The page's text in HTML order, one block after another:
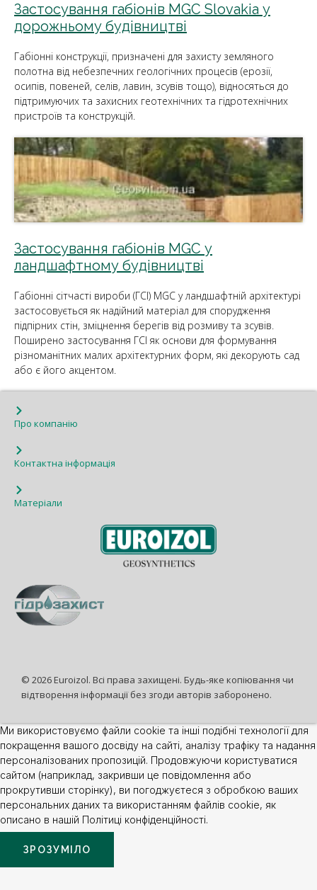
Застосування габіонів MGC Slovakia у
дорожньому будівництві
Габіонні конструкції, призначені для захисту земляного
полотна від небезпечних геологічних процесів (ерозії,
осипів, повеней, селів, лавин, зсувів тощо), відносяться до
підтримуючих та захисних геотехнічних та гідротехнічних
пристроїв та конструкцій.
Застосування габіонів MGC у
ландшафтному будівництві
Габіонні сітчасті вироби (ГСІ) MGC у ландшафтній архітектурі
застосовується як надійний матеріал для спорудження
підпірних стін, зміцнення берегів від розмиву та зсувів.
Поширено застосування ГСІ як основи для формування
різноманітних малих архітектурних форм, які декорують сад
або є його акцентом.
Про компанію
Контактна інформація
Матеріали
© 2026 Euroizol. Всі права захищені. Будь-яке копіювання чи
відтворення інформації без згоди авторів заборонено.
Ми використовуємо файли cookie та інші подібні технології для
покращення вашого досвіду на сайті, аналізу трафіку та надання
персоналізованих пропозицій. Продовжуючи користуватися
сайтом (наприклад, закривши це повідомлення або
прокрутивши сторінку), ви погоджуєтеся з обробкою ваших
персональних даних та використанням файлів cookie, як
описано в нашій Політиці конфіденційності.
ЗРОЗУМІЛО